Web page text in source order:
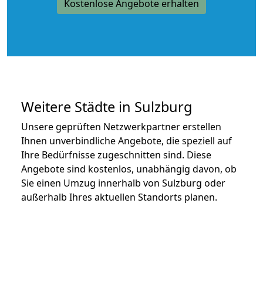
Kostenlose Angebote erhalten
Weitere Städte in Sulzburg
Unsere geprüften Netzwerkpartner erstellen
Ihnen unverbindliche Angebote, die speziell auf
Ihre Bedürfnisse zugeschnitten sind. Diese
Angebote sind kostenlos, unabhängig davon, ob
Sie einen Umzug innerhalb von Sulzburg oder
außerhalb Ihres aktuellen Standorts planen.